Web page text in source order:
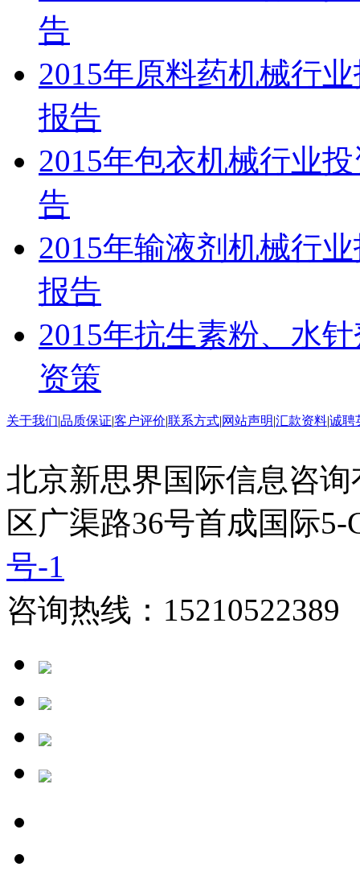
告
2015年原料药机械行
报告
2015年包衣机械行业
告
2015年输液剂机械行
报告
2015年抗生素粉、水
资策
关于我们|品质保证|客户评价|联系方式|网站声明|汇款资料|诚聘
北京新思界国际信息咨
区广渠路36号首成国际
号-1
咨询热线：